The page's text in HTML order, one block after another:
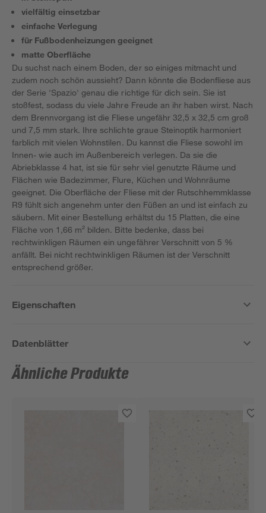
vielfältig einsetzbar
einfache Verlegung
für Fußbodenheizungen geeignet
matte Oberfläche
Du suchst nach einem Boden, der so einiges mitmacht und
zudem noch schön aussieht? Dann könnte die Bodenfliese aus
der Serie 'Spazio' genau die richtige für dich sein. Sie ist
stoßfest, sodass du viele Jahre Freude an ihr haben wirst. Nach
dem Brennvorgang ist die Fliese ungefähr 32,5 x 32,5 cm groß
und 7,5 mm stark. Ihre schlichte graue Steinoptik harmoniert
farblich mit vielen Wohnstilen. Du kannst die Fliese sowohl im
Innen- wie auch im Außenbereich verlegen. Da sie die
Abriebklasse 4 hat, ist sie für sehr viel genutzte Räume und
Flächen wie Badezimmer, Flure, Küchen und Wohnräume
geeignet. Die Oberfläche der Fliese mit der Rutschhemmklasse
R9 fühlt sich angenehm unter den Füßen an und ist einfach zu
säubern. Mit einer Bestellung erhältst du 15 Platten, die eine
Fläche von 1,66 m² bilden. Bitte bedenke, dass bei
rechtwinkligen Räumen ein ungefährer Verschnitt von 5 %
anfällt. Bei nicht rechtwinkligen Räumen ist der Verschnitt
entsprechend größer.
Eigenschaften
Datenblätter
Ähnliche Produkte